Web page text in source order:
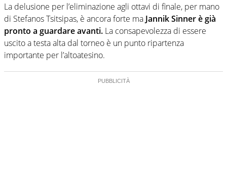
La delusione per l’eliminazione agli ottavi di finale, per mano
di Stefanos Tsitsipas, è ancora forte ma Jannik Sinner è già
pronto a guardare avanti. La consapevolezza di essere
uscito a testa alta dal torneo è un punto ripartenza
importante per l’altoatesino.